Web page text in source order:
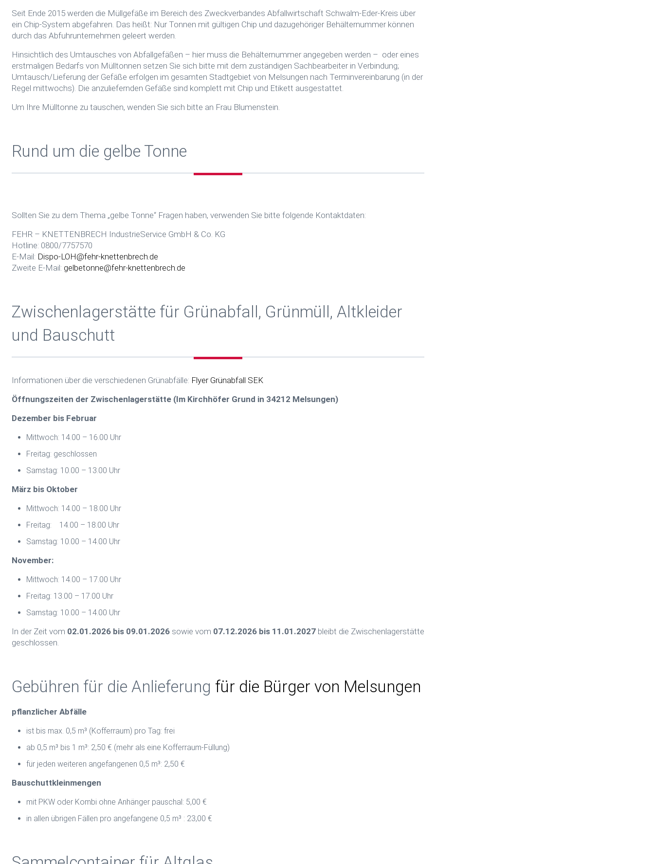
Seit Ende 2015 werden die Müllgefäße im Bereich des Zweckverbandes Abfallwirtschaft Schwalm-Eder-Kreis über
ein Chip-System abgefahren. Das heißt: Nur Tonnen mit gültigen Chip und dazugehöriger Behälternummer können
durch das Abfuhrunternehmen geleert werden.
Hinsichtlich des Umtausches von Abfallgefäßen – hier muss die Behälternummer angegeben werden – oder eines
erstmaligen Bedarfs von Mülltonnen setzen Sie sich bitte mit dem zuständigen Sachbearbeiter in Verbindung;
Umtausch/Lieferung der Gefäße erfolgen im gesamten Stadtgebiet von Melsungen nach Terminvereinbarung (in der
Regel mittwochs). Die anzuliefernden Gefäße sind komplett mit Chip und Etikett ausgestattet.
Um Ihre Mülltonne zu tauschen, wenden Sie sich bitte an Frau Blumenstein.
Rund um die gelbe Tonne
Sollten Sie zu dem Thema „gelbe Tonne“ Fragen haben, verwenden Sie bitte folgende Kontaktdaten:
FEHR – KNETTENBRECH IndustrieService GmbH & Co. KG
Hotline: 0800/7757570
E-Mail: Dispo-LOH@fehr-knettenbrech.de
Zweite E-Mail: gelbetonne@fehr-knettenbrech.de
Zwischenlagerstätte für Grünabfall, Grünmüll, Altkleider
und Bauschutt
Informationen über die verschiedenen Grünabfälle: Flyer Grünabfall SEK
Öffnungszeiten der Zwischenlagerstätte (Im Kirchhöfer Grund in 34212 Melsungen)
Dezember bis Februar
Mittwoch: 14.00 – 16.00 Uhr
Freitag: geschlossen
Samstag: 10.00 – 13.00 Uhr
März bis Oktober
Mittwoch: 14.00 – 18.00 Uhr
Freitag: 14.00 – 18.00 Uhr
Samstag: 10.00 – 14.00 Uhr
November:
Mittwoch: 14.00 – 17.00 Uhr
Freitag: 13.00 – 17.00 Uhr
Samstag: 10.00 – 14.00 Uhr
In der Zeit vom 02.01.2026 bis 09.01.2026sowie vom 07.12.2026 bis 11.01.2027bleibt die Zwischenlagerstätte
geschlossen.
Gebühren für die Anlieferung für die Bürger von Melsungen
pflanzlicher Abfälle
ist bis max. 0,5 m³ (Kofferraum) pro Tag: frei
ab 0,5 m³ bis 1 m³: 2,50 € (mehr als eine Kofferraum-Füllung)
für jeden weiteren angefangenen 0,5 m³: 2,50 €
Bauschuttkleinmengen
mit PKW oder Kombi ohne Anhänger pauschal: 5,00 €
in allen übrigen Fällen pro angefangene 0,5 m³ : 23,00 €